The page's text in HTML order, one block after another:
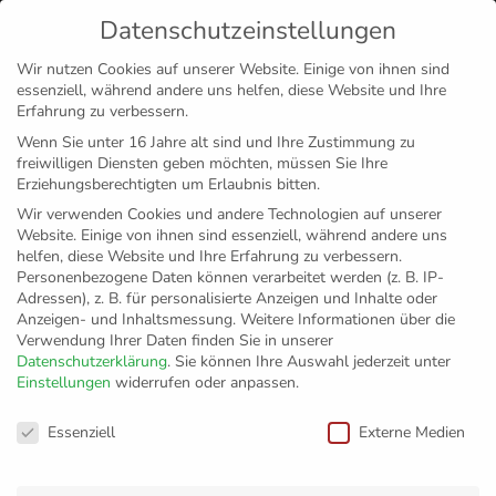
MENÜ
Disclaimer Impressum Datenschutz
Ein VfB-Trainer mit
Datenschutzeinstellungen
Wir nutzen Cookies auf unserer Website. Einige von ihnen sind
essenziell, während andere uns helfen, diese Website und Ihre
Erfahrung zu verbessern.
Wenn Sie unter 16 Jahre alt sind und Ihre Zustimmung zu
freiwilligen Diensten geben möchten, müssen Sie Ihre
Erziehungsberechtigten um Erlaubnis bitten.
Wir verwenden Cookies und andere Technologien auf unserer
Website. Einige von ihnen sind essenziell, während andere uns
helfen, diese Website und Ihre Erfahrung zu verbessern.
Personenbezogene Daten können verarbeitet werden (z. B. IP-
Adressen), z. B. für personalisierte Anzeigen und Inhalte oder
Anzeigen- und Inhaltsmessung. Weitere Informationen über die
Verwendung Ihrer Daten finden Sie in unserer
Datenschutzerklärung. Sie können Ihre Auswahl jederzeit unter
Einstellungen widerrufen oder anpassen.
Datenschutzeinstellungen
Essenziell Externe Medien